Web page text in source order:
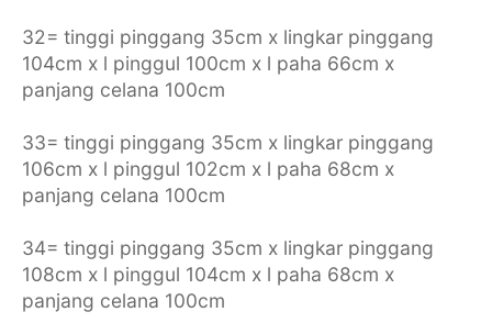
32= tinggi pinggang 35cm x lingkar pinggang
104cm x l pinggul 100cm x l paha 66cm x
panjang celana 100cm
33= tinggi pinggang 35cm x lingkar pinggang
106cm x l pinggul 102cm x l paha 68cm x
panjang celana 100cm
34= tinggi pinggang 35cm x lingkar pinggang
108cm x l pinggul 104cm x l paha 68cm x
panjang celana 100cm